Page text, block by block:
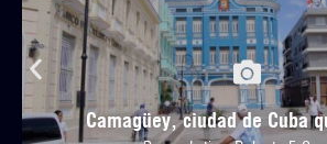
Camagüey, ciudad de Cuba